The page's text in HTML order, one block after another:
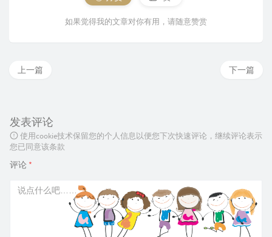
如果觉得我的文章对你有用，请随意赞赏
下一篇
上一篇
发表评论
使用cookie技术保留您的个人信息以便您下次快速评论，继续评论表示
您已同意该条款
评论 *